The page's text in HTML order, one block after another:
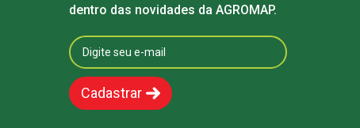
dentro das novidades da AGROMAP.